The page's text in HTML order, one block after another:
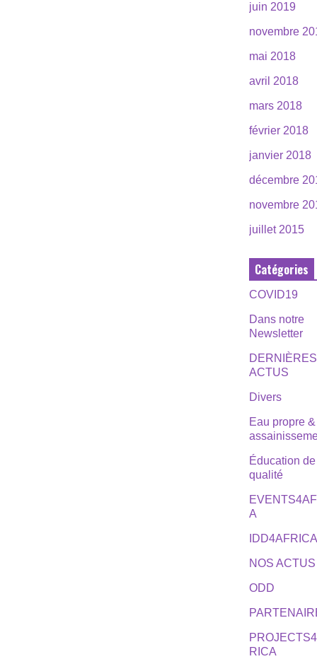
juin 2019
novembre
mai 2018
avril 2018
mars 2018
février 2018
janvier 2018
décembre
novembre
juillet 2015
Catégories
COVID19
Dans notre
Newsletter
DERNIÈRES
ACTUS
Divers
Eau propre &
Éducation de
qualité
A
NOS ACTUS
ODD
RICA